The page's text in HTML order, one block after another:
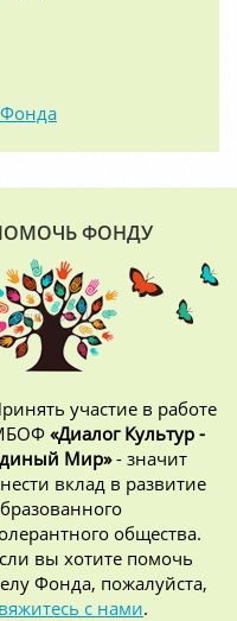
ФОНДУ
участие в работе
«Диалог Культур -
Мир»- значит
вклад в развитие
общества.
вы хотите помочь
Фонда, пожалуйста,
с нами.